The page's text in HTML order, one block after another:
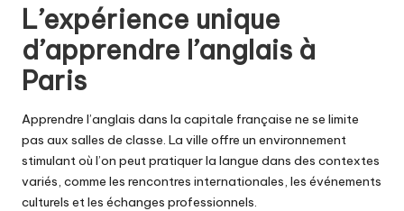
L’expérience unique
d’apprendre l’anglais à
Paris
Apprendre l’anglais dans la capitale française ne se limite
pas aux salles de classe. La ville offre un environnement
stimulant où l’on peut pratiquer la langue dans des contextes
variés, comme les rencontres internationales, les événements
culturels et les échanges professionnels.